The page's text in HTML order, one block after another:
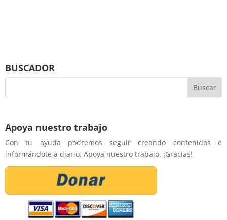
BUSCADOR
Apoya nuestro trabajo
Con tu ayuda podremos seguir creando contenidos e
informándote a diario. Apoya nuestro trabajo. ¡Gracias!